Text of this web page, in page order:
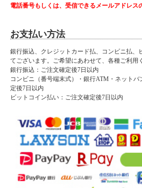
電話番号もしくは、受信できるメールアドレス
お支払い方法
銀行振込、クレジットカード払、コンビニ払、
てございます。ご希望にあわせて、各種ご利用
銀行振込：ご注文確定後7日以内
コンビニ（番号端末式）・銀行ATM・ネット
定後7日以内
ビットコイン払い：ご注文確定後7日以内